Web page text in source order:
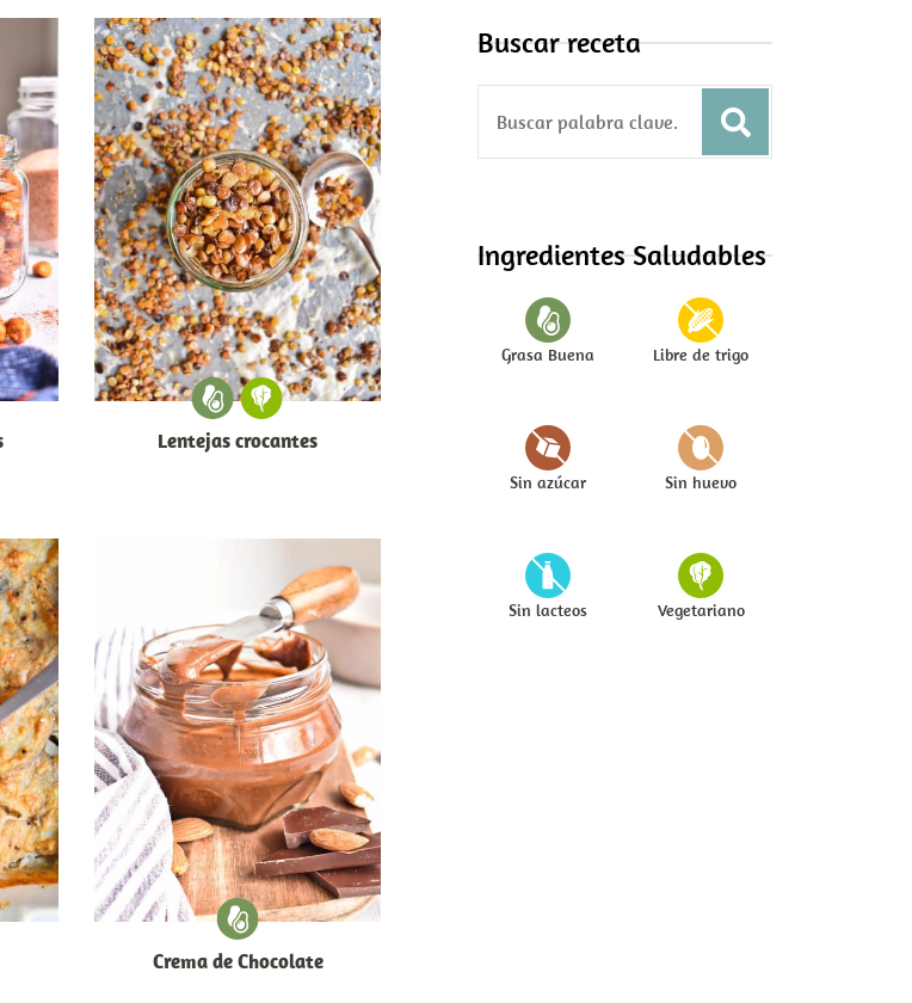
Lentejas crocantes
Crema de Chocolate
Buscar receta
c
Ingredientes Saludables
Grasa Buena Libre de trigo
Sin azúcar Sin huevo
Sin lacteos Vegetariano